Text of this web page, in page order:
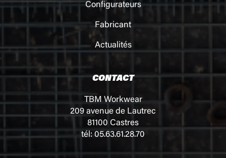
Configurateurs
Fabricant
Actualités
CONTACT
TBM Workwear
209 avenue de Lautrec
81100 Castres
tél: 05.63.61.28.70